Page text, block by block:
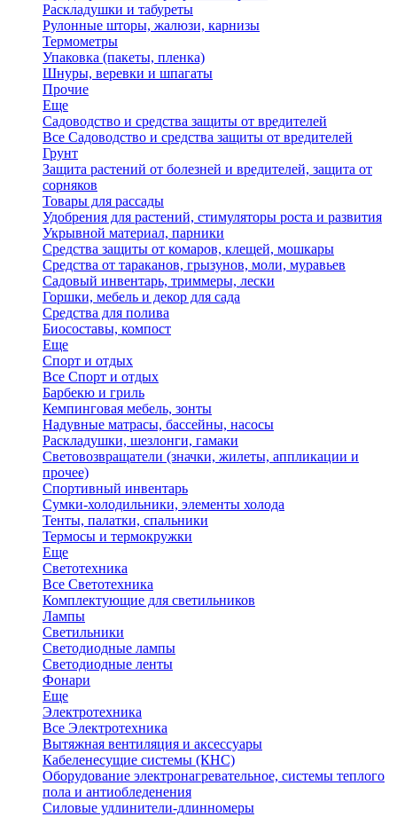
Раскладушки и табуреты
Рулонные шторы, жалюзи, карнизы
Термометры
Упаковка (пакеты, пленка)
Шнуры, веревки и шпагаты
Прочие
Еще
Садоводство и средства защиты от вредителей
Все Садоводство и средства защиты от вредителей
Грунт
Защита растений от болезней и вредителей, защита от
сорняков
Товары для рассады
Удобрения для растений, стимуляторы роста и развития
Укрывной материал, парники
Средства защиты от комаров, клещей, мошкары
Средства от тараканов, грызунов, моли, муравьев
Садовый инвентарь, триммеры, лески
Горшки, мебель и декор для сада
Средства для полива
Биосоставы, компост
Еще
Спорт и отдых
Все Спорт и отдых
Барбекю и гриль
Кемпинговая мебель, зонты
Надувные матрасы, бассейны, насосы
Раскладушки, шезлонги, гамаки
Световозвращатели (значки, жилеты, аппликации и
прочее)
Спортивный инвентарь
Сумки-холодильники, элементы холода
Тенты, палатки, спальники
Термосы и термокружки
Еще
Светотехника
Все Светотехника
Комплектующие для светильников
Лампы
Светильники
Светодиодные лампы
Светодиодные ленты
Фонари
Еще
Электротехника
Все Электротехника
Вытяжная вентиляция и аксессуары
Кабеленесущие системы (КНС)
Оборудование электронагревательное, системы теплого
пола и антиобледенения
Силовые удлинители-длинномеры